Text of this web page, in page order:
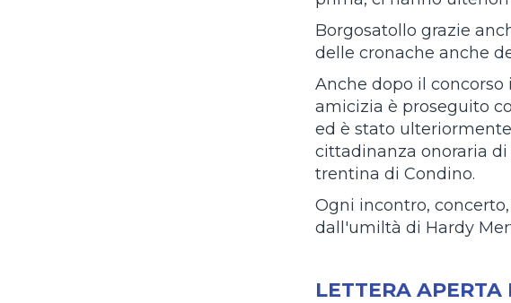
Borgosatollo grazie
delle cronache anche
Anche dopo il
amicizia è proseguito
ed è stato
cittadinanza onoraria
trentina di Condino.
Ogni incontro,
dall'umiltà di Hardy
LETTERA